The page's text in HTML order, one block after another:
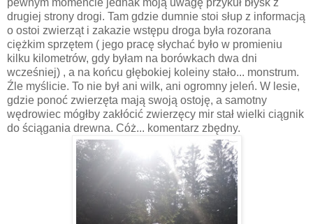
pewnym momencie jednak moją uwagę przykuł błysk z
drugiej strony drogi. Tam gdzie dumnie stoi słup z informacją
o ostoi zwierząt i zakazie wstępu droga była rozorana
ciężkim sprzętem ( jego pracę słychać było w promieniu
kilku kilometrów, gdy byłam na borówkach dwa dni
wcześniej) , a na końcu głębokiej koleiny stało... monstrum.
Źle myślicie. To nie był ani wilk, ani ogromny jeleń. W lesie,
gdzie ponoć zwierzęta mają swoją ostoję, a samotny
wędrowiec mógłby zakłócić zwierzęcy mir stał wielki ciągnik
do ściągania drewna. Cóż... komentarz zbędny.